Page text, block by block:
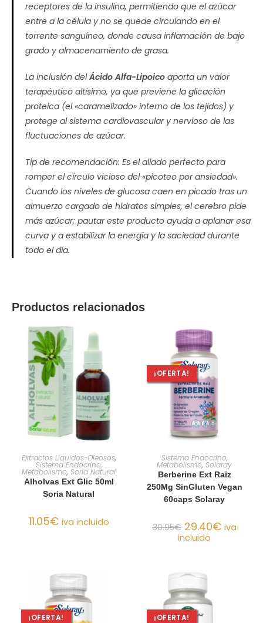
receptores de la insulina, permitiendo que el azúcar
entre a la célula y no se quede circulando en el
torrente sanguíneo, donde causa inflamación de bajo
grado y almacenamiento de grasa.
La inclusión delÁcido Alfa-Lipoico aporta un valor
terapéutico altísimo, ya que previene la glicación
proteica (el «caramelizado» interno de los tejidos) y
protege al sistema cardiovascular y nervioso de las
fluctuaciones de azúcar.
Tip de recomendación: Es el aliado perfecto para
romper el círculo vicioso del «picoteo por ansiedad».
Cuando los niveles de glucosa caen en picado tras un
almuerzo cargado de hidratos simples, el cerebro pide
más azúcar; pautar este producto ayuda a aplanar esa
curva y a estabilizar la energía y la saciedad durante
todo el día.
Productos relacionados
AÑADIR AL CARRITO
Extractos Líquidos-Oleosos,
Sistema Endocrino,
Metabolismo, Soria Natural
Alholvas Ext Glic 50ml
Soria Natural
11.05€ iva incluido
¡OFERTA!
AÑADIR AL CARRITO
Sistema Endocrino,
Metabolismo, Solaray
Berberine Ext Raiz
250Mg SinGluten Vegan
60caps Solaray
30.95€ 29.40€ iva
incluido
¡OFERTA! ¡OFERTA!